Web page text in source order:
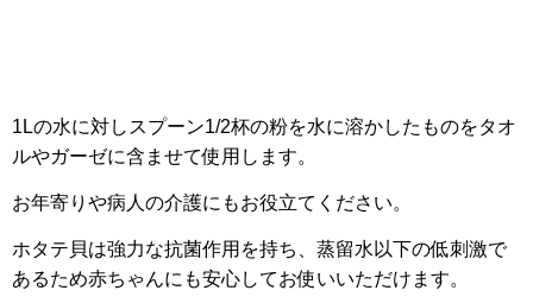
1Lの水に対しスプーン1/2杯の粉を水に溶かしたものをタオ
ルやガーゼに含ませて使用します。
お年寄りや病人の介護にもお役立てください。
ホタテ貝は強力な抗菌作用を持ち、蒸留水以下の低刺激で
あるため赤ちゃんにも安心してお使いいただけます。